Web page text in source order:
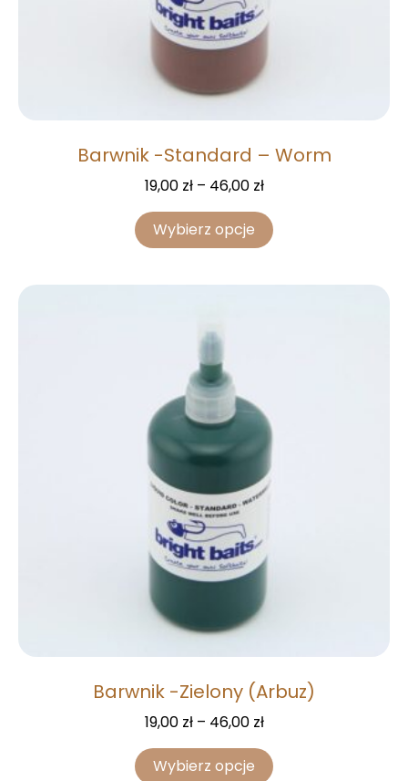
Barwnik -Standard – Worm
19,00 zł – 46,00 zł
Wybierz opcje
Barwnik -Zielony (Arbuz)
19,00 zł – 46,00 zł
Wybierz opcje